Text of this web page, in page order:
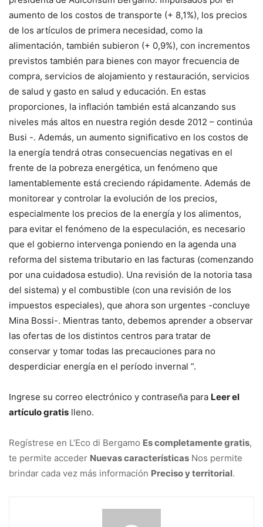
aumento de los costos de transporte (+ 8,1%), los precios
de los artículos de primera necesidad, como la
alimentación, también subieron (+ 0,9%), con incrementos
previstos también para bienes con mayor frecuencia de
compra, servicios de alojamiento y restauración, servicios
de salud y gasto en salud y educación. En estas
proporciones, la inflación también está alcanzando sus
niveles más altos en nuestra región desde 2012 – continúa
Busi -. Además, un aumento significativo en los costos de
la energía tendrá otras consecuencias negativas en el
frente de la pobreza energética, un fenómeno que
lamentablemente está creciendo rápidamente. Además de
monitorear y controlar la evolución de los precios,
especialmente los precios de la energía y los alimentos,
para evitar el fenómeno de la especulación, es necesario
que el gobierno intervenga poniendo en la agenda una
reforma del sistema tributario en las facturas (comenzando
por una cuidadosa estudio). Una revisión de la notoria tasa
del sistema) y el combustible (con una revisión de los
impuestos especiales), que ahora son urgentes -concluye
Mina Bossi-. Mientras tanto, debemos aprender a observar
las ofertas de los distintos centros para tratar de
conservar y tomar todas las precauciones para no
desperdiciar energía en el período invernal ”.
Ingrese su correo electrónico y contraseña para Leer el
artículo gratis lleno.
Regístrese en L’Eco di Bergamo Es completamente gratis,
te permite acceder Nuevas características Nos permite
brindar cada vez más información Preciso y territorial.